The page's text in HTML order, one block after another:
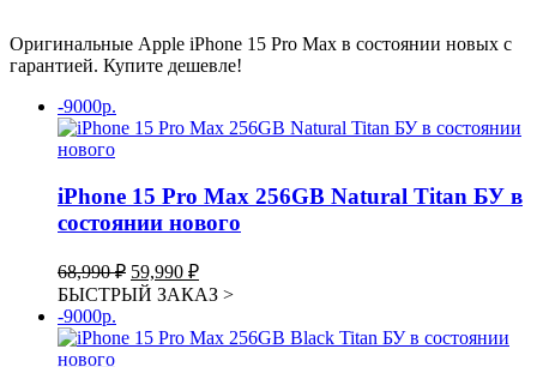
Оригинальные Apple iPhone 15 Pro Max в состоянии новых с
гарантией. Купите дешевле!
-9000р.
iPhone 15 Pro Max 256GB Natural Titan БУ в
состоянии нового
68,990₽ Первоначальная
цена
68,990 ₽.
59,990 ₽Текущая
цена:
БЫСТРЫЙ ЗАКАЗ >
-9000р.